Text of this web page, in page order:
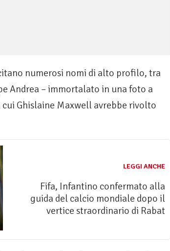
numerosi nomi di alto profilo, tra
Andrea – immortalato in una foto a
Ghislaine Maxwell avrebbe rivolto
LEGGI ANCHE
Fifa, Infantino confermato alla
guida del calcio mondiale dopo il
vertice straordinario di Rabat